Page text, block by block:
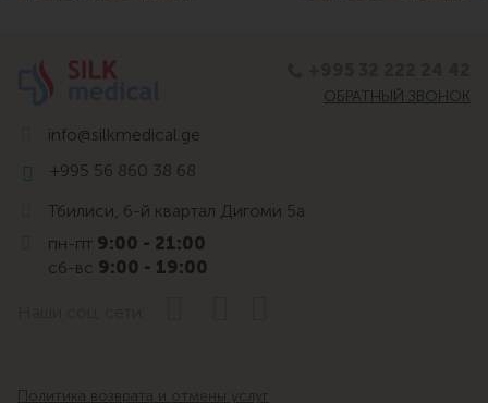
ОБРАТНЫЙ ЗВОНОК
info@silkmedical.ge
+995 56 860 38 68
Тбилиси, 6-й квартал Дигоми 5а
пн-пт 9:00 - 21:00
сб-вс 9:00 - 19:00
Политика возврата и отмены услуг